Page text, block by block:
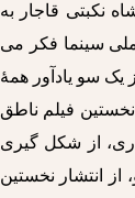
نکبتی قاجار به
سینما فکر می
یک سو یادآور همۀ
فیلم ناطق
از شکل گیری
از انتشار نخستین